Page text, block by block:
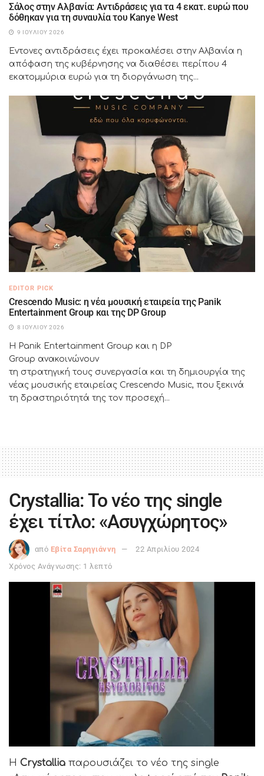
Σάλος στην Αλβανία: Αντιδράσεις για τα 4 εκατ. ευρώ που
δόθηκαν για τη συναυλία του Kanye West
9 ΙΟΥΛΊΟΥ 2026
Έντονες αντιδράσεις έχει προκαλέσει στην Αλβανία η
απόφαση της κυβέρνησης να διαθέσει περίπου 4
εκατομμύρια ευρώ για τη διοργάνωση της...
EDITOR PICK
Crescendo Music: η νέα μουσική εταιρεία της Panik
Entertainment Group και της DP Group
8 ΙΟΥΛΊΟΥ 2026
Η Panik Entertainment Group και η DP
Group ανακοινώνουν
τη στρατηγική τους συνεργασία και τη δημιουργία της
νέας μουσικής εταιρείας Crescendo Music, που ξεκινά
τη δραστηριότητά της τον προσεχή...
Crystallia: Το νέο της single
έχει τίτλο: «Ασυγχώρητος»
από Εβίτα Σαρηγιάννη
22 Απριλίου 2024
Χρόνος Ανάγνωσης: 1 λεπτό
Η Crystallia παρουσιάζει το νέο της single